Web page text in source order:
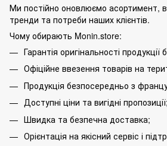
Ми постійно оновлюємо асортимент,
тренди та потреби наших клієнтів.
Чому обирають Monin.store:
Гарантія оригінальності
Офіційне ввезення товарів на
Продукція безпосередньо з
Доступні ціни та вигідні пропозиції;
Швидка та безпечна доставка;
Орієнтація на якісний сервіс і